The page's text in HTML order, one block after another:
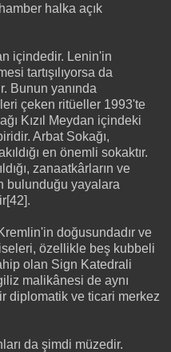
halka açık
içindedir. Lenin'in
tartışılıyorsa da
Bunun yanında
çeken ritüeller 1993'te
Kızıl Meydan içindeki
Arbat Sokağı,
en önemli sokaktır.
zanaatkârların ve
bulunduğu yayalara
doğusundadır ve
özellikle beş kubbeli
olan Sign Katedrali
malikânesi de aynı
diplomatik ve ticari merkez
da şimdi müzedir.